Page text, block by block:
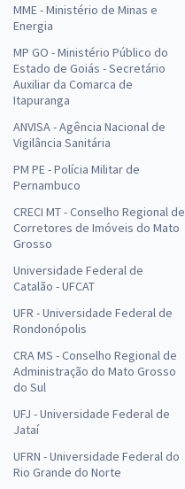
MME - Ministério de Minas e
Energia
MP GO - Ministério Público do
Estado de Goiás - Secretário
Auxiliar da Comarca de
Itapuranga
ANVISA - Agência Nacional de
Vigilância Sanitária
PM PE - Polícia Militar de
Pernambuco
CRECI MT - Conselho Regional de
Corretores de Imóveis do Mato
Grosso
Universidade Federal de
Catalão - UFCAT
UFR - Universidade Federal de
Rondonópolis
CRA MS - Conselho Regional de
Administração do Mato Grosso
do Sul
UFJ - Universidade Federal de
Jataí
UFRN - Universidade Federal do
Rio Grande do Norte